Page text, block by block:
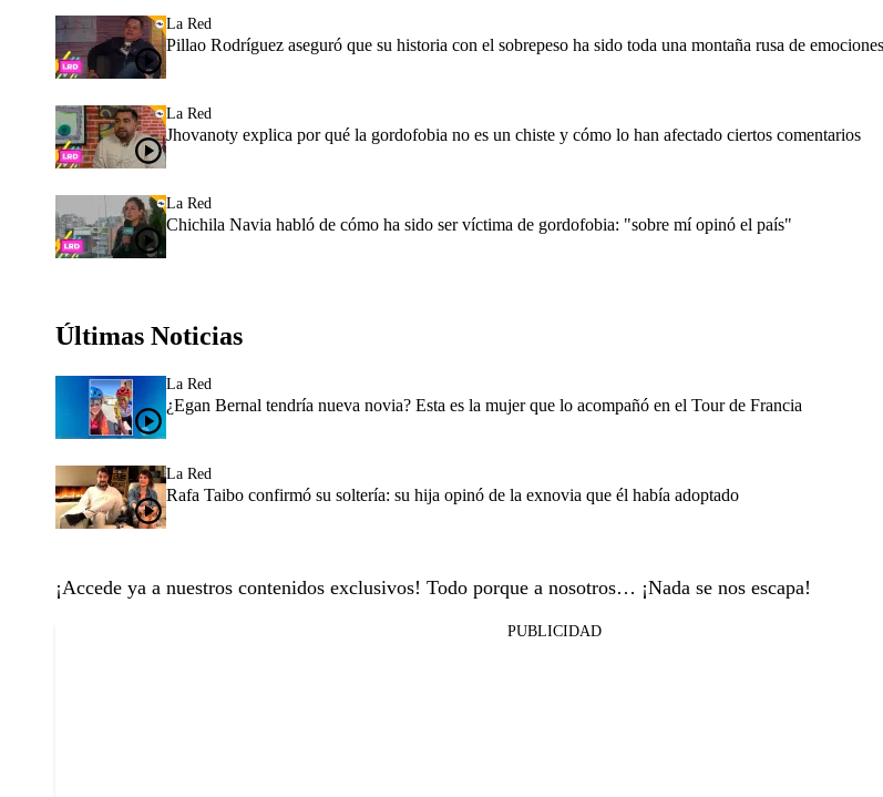
La Red
Pillao Rodríguez aseguró que su historia con el sobrepeso ha sido toda una montaña rusa de emociones
La Red
Jhovanoty explica por qué la gordofobia no es un chiste y cómo lo han afectado ciertos comentarios
La Red
Chichila Navia habló de cómo ha sido ser víctima de gordofobia: "sobre mí opinó el país"
Últimas Noticias
La Red
¿Egan Bernal tendría nueva novia? Esta es la mujer que lo acompañó en el Tour de Francia
La Red
Rafa Taibo confirmó su soltería: su hija opinó de la exnovia que él había adoptado
¡Accede ya a nuestros contenidos exclusivos! Todo porque a nosotros… ¡Nada se nos escapa!
PUBLICIDAD